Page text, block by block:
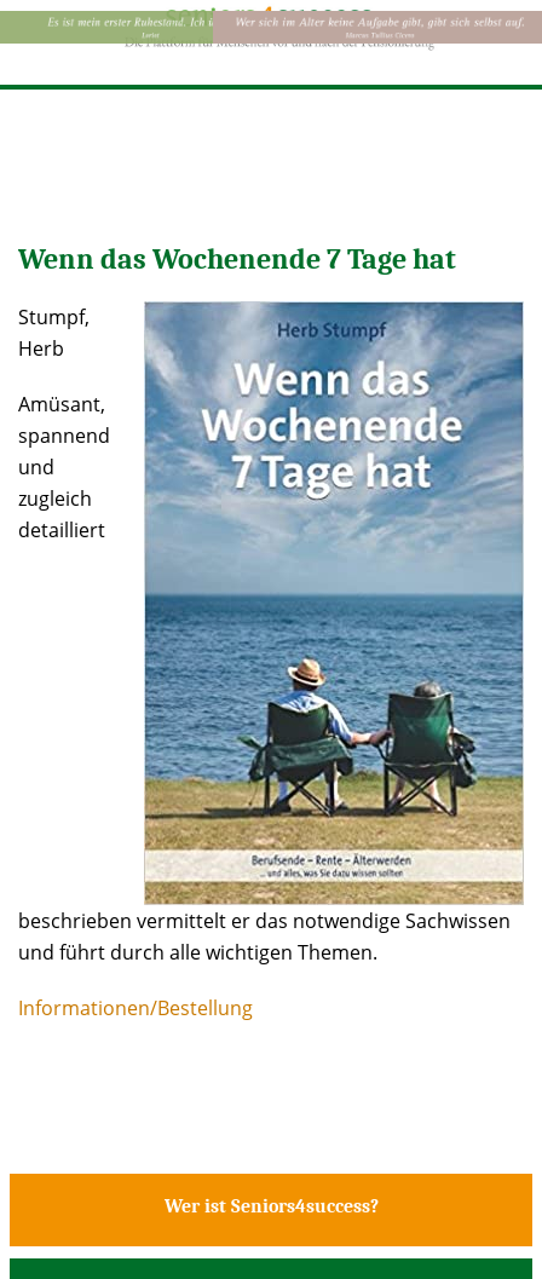
Wenn das Wochenende 7 Tage hat
Stumpf,
Herb
Amüsant,
spannend
und
zugleich
detailliert
beschrieben vermittelt er das notwendige Sachwissen
und führt durch alle wichtigen Themen.
Informationen/Bestellung
Wer ist Seniors4success?